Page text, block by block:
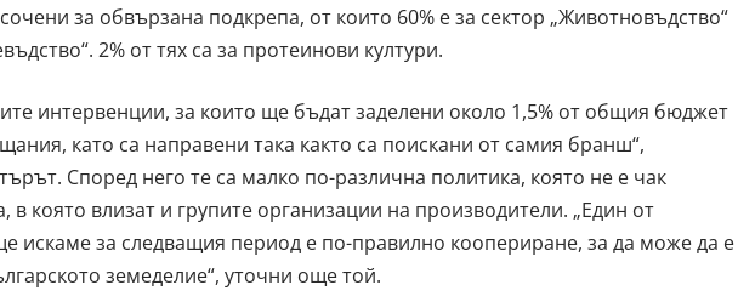
за обвързана подкрепа, от които 60% е за сектор „Животновъдство“
2% от тях са за протеинови култури.
интервенции, за които ще бъдат заделени около 1,5% от общия бюджет
като са направени така както са поискани от самия бранш“,
Според него те са малко по-различна политика, която не е чак
в която влизат и групите организации на производители. „Един от
искаме за следващия период е по-правилно коопериране, за да може да е
земеделие“, уточни още той.